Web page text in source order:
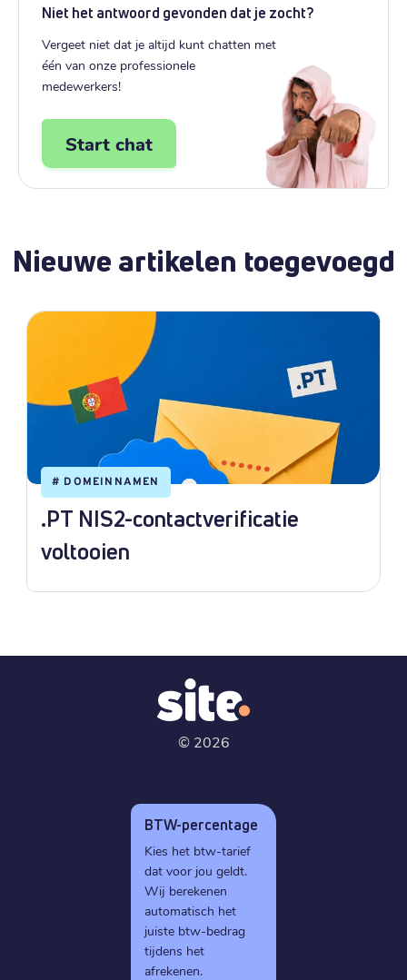
Niet het antwoord gevonden dat je zocht?
Vergeet niet dat je altijd kunt chatten met
één van onze professionele
medewerkers!
Start chat
Nieuwe artikelen toegevoegd
# DOMEINNAMEN
.PT NIS2-contactverificatie
voltooien
© 2026
BTW-percentage
Kies het btw-tarief
dat voor jou geldt.
Wij berekenen
automatisch het
juiste btw-bedrag
tijdens het
afrekenen.